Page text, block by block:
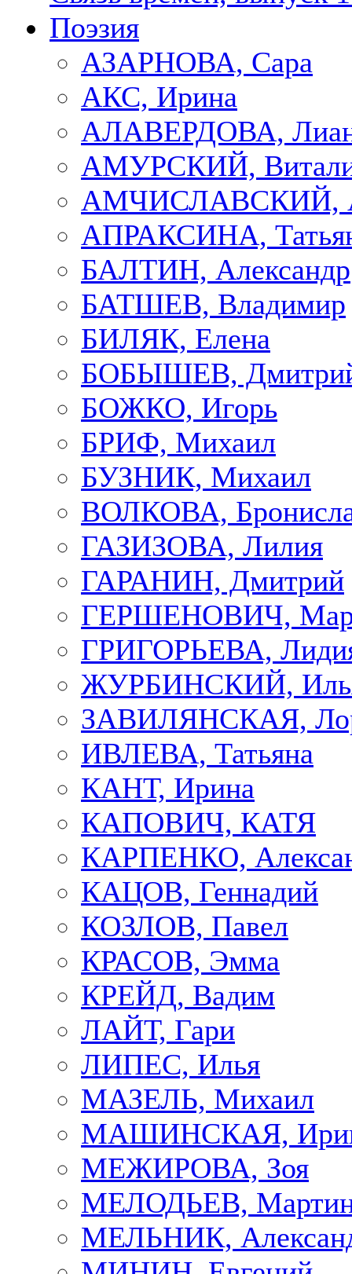
Поэзия
АЗАРНОВА, Сара
АКС, Ирина
АЛАВЕРДОВА,
АМУРСКИЙ,
АМЧИСЛАВСКИЙ,
АПРАКСИНА,
БАЛТИН, Александр
БАТШЕВ, Владимир
БИЛЯК, Елена
БОБЫШЕВ,
БОЖКО, Игорь
БРИФ, Михаил
БУЗНИК, Михаил
ВОЛКОВА,
ГАЗИЗОВА, Лилия
ГАРАНИН, Дмитрий
ГЕРШЕНОВИЧ,
ГРИГОРЬЕВА,
ЖУРБИНСКИЙ,
ЗАВИЛЯНСКАЯ,
ИВЛЕВА, Татьяна
КАНТ, Ирина
КАПОВИЧ, КАТЯ
КАРПЕНКО,
КАЦОВ, Геннадий
КОЗЛОВ, Павел
КРАСОВ, Эмма
КРЕЙД, Вадим
ЛАЙТ, Гари
ЛИПЕС, Илья
МАЗЕЛЬ, Михаил
МАШИНСКАЯ,
МЕЖИРОВА, Зоя
МЕЛОДЬЕВ,
МЕЛЬНИК,